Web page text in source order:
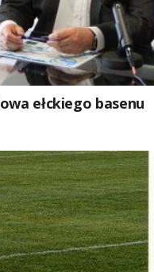
ełckiego basenu